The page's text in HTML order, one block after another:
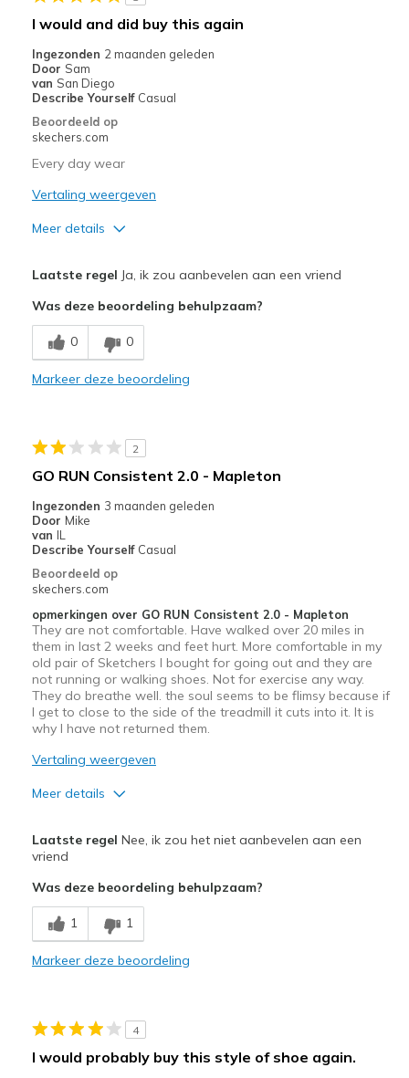
Beste toepassingen
Width
Sizing
Feels true to size
View On Shoes
I would and did buy this again
Ingezonden 2 maanden geleden
Door Sam
van San Diego
Describe Yourself Casual
Beoordeeld op
skechers.com
Every day wear
Vertaling weergeven
Meer details
Width
Sizing
Laatste regel Ja, ik zou aanbevelen aan een vriend
Was deze beoordeling behulpzaam?
0 0
Markeer deze beoordeling
2
GO RUN Consistent 2.0 - Mapleton
Ingezonden 3 maanden geleden
Door Mike
van IL
Describe Yourself Casual
Beoordeeld op
skechers.com
opmerkingen over GO RUN Consistent 2.0 - Mapleton
They are not comfortable. Have walked over 20 miles in
them in last 2 weeks and feet hurt. More comfortable in my
old pair of Sketchers I bought for going out and they are
not running or walking shoes. Not for exercise any way.
They do breathe well. the soul seems to be flimsy because if
I get to close to the side of the treadmill it cuts into it. It is
why I have not returned them.
Vertaling weergeven
Meer details
Attractive Design
Breathe Well
Minpunten
Need Break In
Poor Quality
Beste toepassingen
Laatste regel Nee, ik zou het niet aanbevelen aan een
vriend
Was deze beoordeling behulpzaam?
1 1
Markeer deze beoordeling
4
I would probably buy this style of shoe again.